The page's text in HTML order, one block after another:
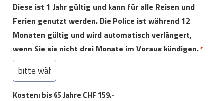
Diese ist 1 Jahr gültig und kann für alle Reisen und
Ferien genutzt werden. Die Police ist während 12
Monaten gültig und wird automatisch verlängert,
wenn Sie sie nicht drei Monate im Voraus kündigen.*
Kosten: bis 65 Jahre CHF 159.-